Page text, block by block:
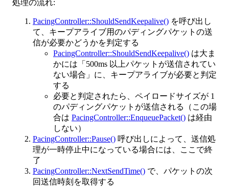
処理の流れ:
PacingController::ShouldSendKeepalive() を呼び出し
て、キープアライブ用のパディングパケットの送
信が必要かどうかを判定する
PacingController::ShouldSendKeepalive() は大ま
かには「500ms 以上パケットが送信されてい
ない場合」に、キープアライブが必要と判定
する
必要と判定されたら、ペイロードサイズが 1
のパディングパケットが送信される（この場
合は PacingController::EnqueuePacket() は経由
しない）
PacingController::Pause() 呼び出しによって、送信処
理が一時停止中になっている場合には、ここで終
了
PacingController::NextSendTime() で、パケットの次
回送信時刻を取得する